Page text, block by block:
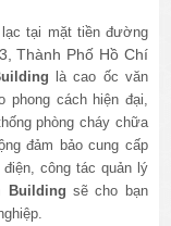
tại mặt tiền đường
Thành Phố Hồ Chí
là cao ốc văn
phong cách hiện đại,
phòng cháy chữa
đảm bảo cung cấp
công tác quản lý
Building sẽ cho bạn